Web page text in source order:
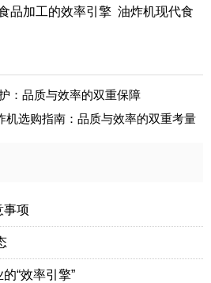
品加工的效率引擎 油炸机现代食
：品质与效率的双重保障
机选购指南：品质与效率的双重考量
事项
“效率引擎”